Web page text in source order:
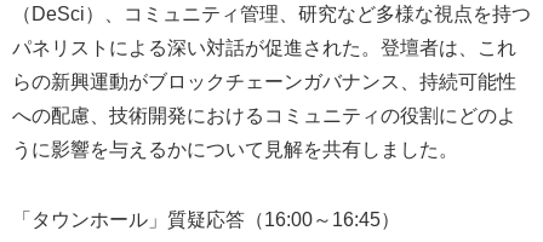
（DeSci）、コミュニティ管理、研究など多様な視点を持つ
パネリストによる深い対話が促進された。登壇者は、これ
らの新興運動がブロックチェーンガバナンス、持続可能性
への配慮、技術開発におけるコミュニティの役割にどのよ
うに影響を与えるかについて見解を共有しました。
「タウンホール」質疑応答（16:00～16:45）